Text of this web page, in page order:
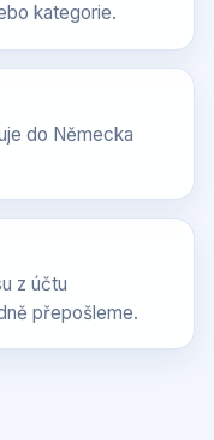
kategorie.
do Německa
z účtu
přepošleme.